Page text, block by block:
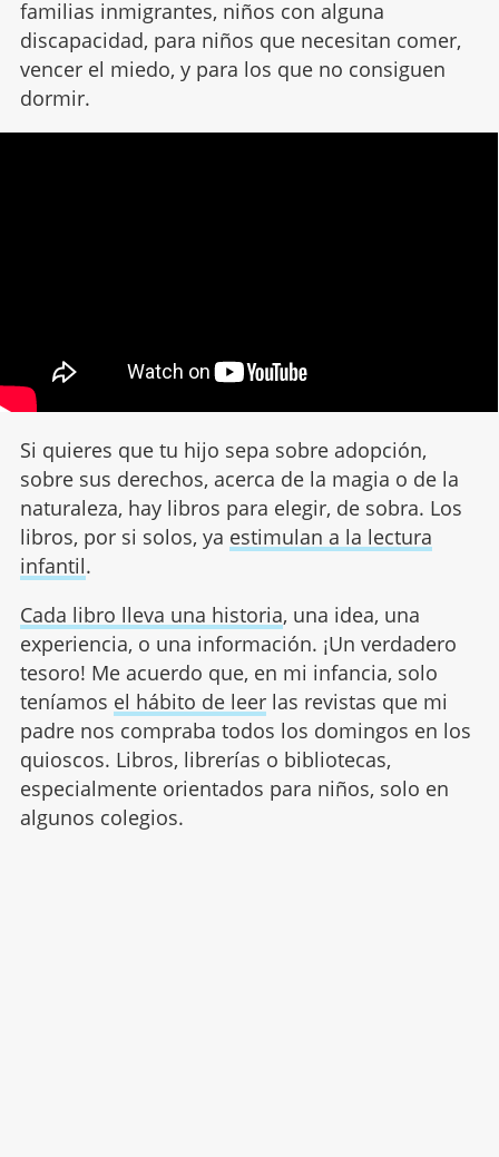
familias inmigrantes, niños con alguna
discapacidad, para niños que necesitan comer,
vencer el miedo, y para los que no consiguen
dormir.
Si quieres que tu hijo sepa sobre adopción,
sobre sus derechos, acerca de la magia o de la
naturaleza, hay libros para elegir, de sobra. Los
libros, por si solos, ya estimulan a la lectura
infantil.
Cada libro lleva una historia, una idea, una
experiencia, o una información. ¡Un verdadero
tesoro! Me acuerdo que, en mi infancia, solo
teníamos el hábito de leerlas revistas que mi
padre nos compraba todos los domingos en los
quioscos. Libros, librerías o bibliotecas,
especialmente orientados para niños, solo en
algunos colegios.